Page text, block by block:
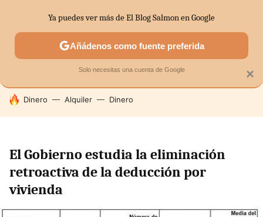
SECTORES ECONOMÍA DOMÉSTICA MERCADOS
HOY SE HABLA DE
Dinero Alquiler Dinero
El Gobierno estudia la eliminación
retroactiva de la deducción por
vivienda
×
Ya puedes ver más de El Blog Salmon en Google
Añádenos como fuente preferida
Solo necesitas una cuenta de Google